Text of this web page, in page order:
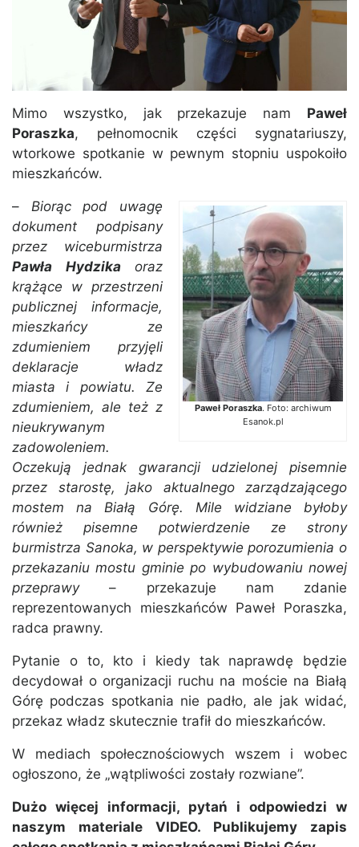
Mimo wszystko, jak przekazuje nam Paweł
Poraszka, pełnomocnik części sygnatariuszy,
wtorkowe spotkanie w pewnym stopniu uspokoiło
mieszkańców.
Paweł Poraszka. Foto: archiwum
Esanok.pl
– Biorąc pod uwagę
dokument podpisany
przez wiceburmistrza
Pawła Hydzikaoraz
krążące w przestrzeni
publicznej informacje,
mieszkańcy ze
zdumieniem przyjęli
deklaracje władz
miasta i powiatu. Ze
zdumieniem, ale też z
nieukrywanym
zadowoleniem.
Oczekują jednak gwarancji udzielonej pisemnie
przez starostę, jako aktualnego zarządzającego
mostem na Białą Górę. Mile widziane byłoby
również pisemne potwierdzenie ze strony
burmistrza Sanoka, w perspektywie porozumienia o
przekazaniu mostu gminie po wybudowaniu nowej
przeprawy– przekazuje nam zdanie
reprezentowanych mieszkańców Paweł Poraszka,
radca prawny.
Pytanie o to, kto i kiedy tak naprawdę będzie
decydował o organizacji ruchu na moście na Białą
Górę podczas spotkania nie padło, ale jak widać,
przekaz władz skutecznie trafił do mieszkańców.
W mediach społecznościowych wszem i wobec
ogłoszono, że „wątpliwości zostały rozwiane”.
Dużo więcej informacji, pytań i odpowiedzi w
naszym materiale VIDEO. Publikujemy zapis